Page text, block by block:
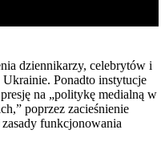
dziennikarzy, celebrytów i
Ponadto instytucje
na „politykę medialną w
poprzez zacieśnienie
funkcjonowania